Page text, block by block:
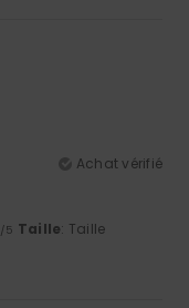
Achat vérifié
/5 Taille: Taille